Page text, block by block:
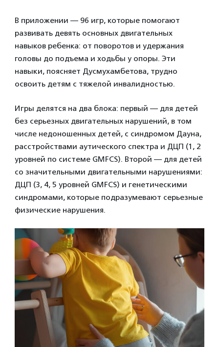
В приложении — 96 игр, которые помогают
развивать девять основных двигательных
навыков ребенка: от поворотов и удержания
головы до подъема и ходьбы у опоры. Эти
навыки, поясняет Дусмухамбетова, трудно
освоить детям с тяжелой инвалидностью.
Игры делятся на два блока: первый — для детей
без серьезных двигательных нарушений, в том
числе недоношенных детей, с синдромом Дауна,
расстройствами аутического спектра и ДЦП (1, 2
уровней по системе GMFCS). Второй — для детей
со значительными двигательными нарушениями:
ДЦП (3, 4, 5 уровней GMFCS) и генетическими
синдромами, которые подразумевают серьезные
физические нарушения.